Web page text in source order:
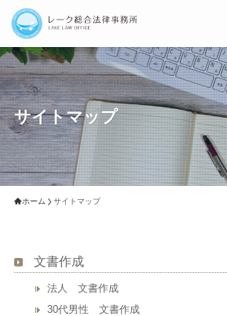
サイトマップ
ホーム サイトマップ
文書作成
法人 文書作成
30代男性 文書作成